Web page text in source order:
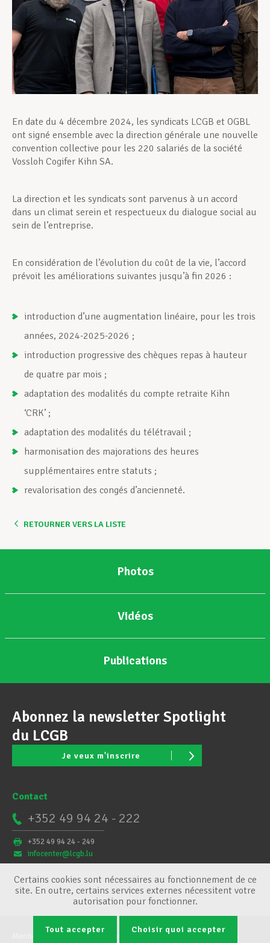
Actualités
En date du 4 décembre 2024, les syndicats LCGB et OGBL
ont signé ensemble avec la direction générale une nouvelle
convention collective pour les 220 salariés de la société
Vossloh Cogifer Kihn SA.
La direction et les syndicats sont parvenus à un accord
dans un climat serein et respectueux du dialogue social au
sein de l’entreprise.
En considération de l’évolution du coût de la vie, l’accord
prévoit les améliorations suivantes jusqu’à fin 2026 :
introduction d’une augmentation linéaire, pour les trois
années, 2024-2025-2026 ;
introduction progressive des chèques repas à hauteur
de quatre par mois ;
adaptation des modalités du compte retraite Kihn
‘CRK’ ;
adaptation des modalités du télétravail ;
harmonisation des majorations des heures
supplémentaires entre statuts ;
revalorisation des congés d’ancienneté.
RETOURNER VERS LA LISTE
Photos
Vidéos
Publications
Abonnez la newsletter Spotlight
du LCGB
Je veux m'inscrire
Contact
+352 49 94 24 - 222
+352 49 94 24 - 249
infocenter@lcgb.lu
Conditions générales Gestion des cookies
Certains cookies sont nécessaires au fonctionnement de ce
site. En outre, certains services externes nécessitent votre
autorisation pour fonctionner.
Tout accepter Choisir quoi accepter